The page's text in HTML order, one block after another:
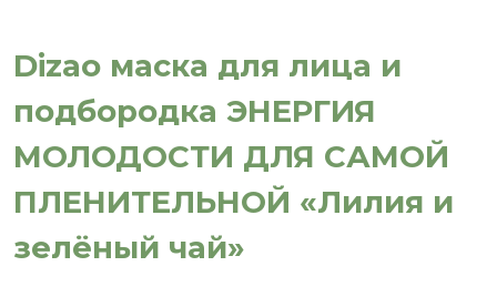
Dizao маска для лица и
подбородка ЭНЕРГИЯ
МОЛОДОСТИ ДЛЯ САМОЙ
ПЛЕНИТЕЛЬНОЙ «Лилия и
зелёный чай»